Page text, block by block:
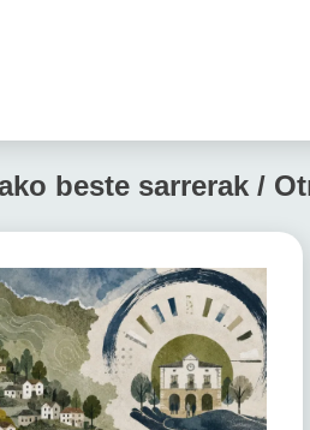
beste sarrerak /